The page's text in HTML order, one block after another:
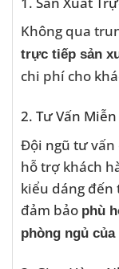
Không qua
trực tiếp sản
chi phí cho
2. Tư Vấn
Đội ngũ tư vấn
hỗ trợ khách
kiểu dáng
đảm bảo phù
phòng ngủ của